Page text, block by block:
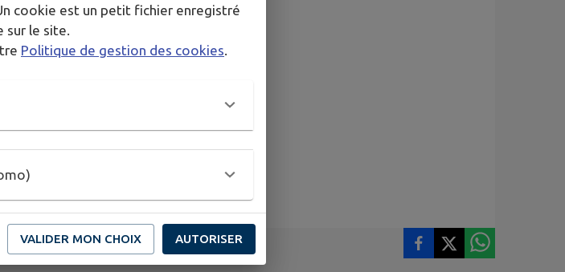
cookie est un petit fichier enregistré
le site.
Politique de gestion des cookies
VALIDER MON CHOIX AUTORISER